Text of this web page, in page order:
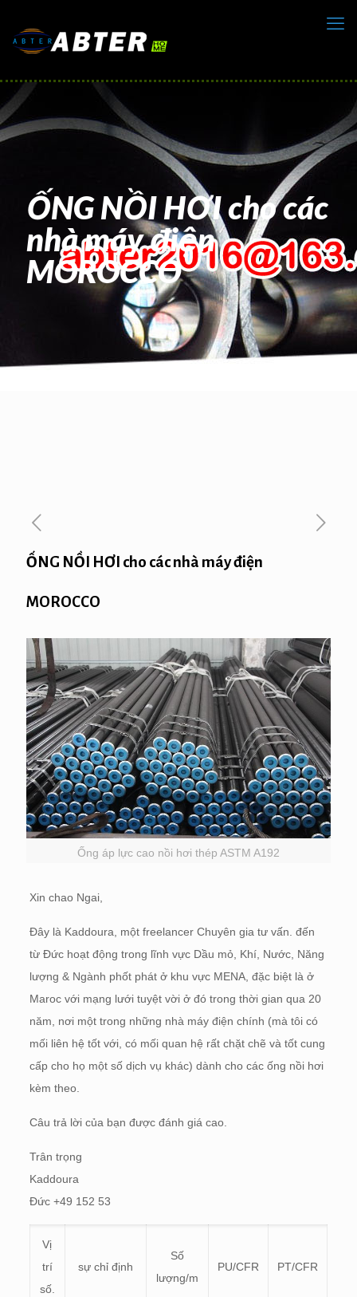
ỐNG NỒI HƠI cho các
nhà máy điện
MOROCCO
ỐNG NỒI HƠI cho các nhà máy điện
MOROCCO
Ống áp lực cao nồi hơi thép ASTM A192
Xin chao Ngai,
Đây là Kaddoura, một freelancer Chuyên gia tư vấn. đến
từ Đức hoạt động trong lĩnh vực Dầu mỏ, Khí, Nước, Năng
lượng & Ngành phốt phát ở khu vực MENA, đặc biệt là ở
Maroc với mạng lưới tuyệt vời ở đó trong thời gian qua 20
năm, nơi một trong những nhà máy điện chính (mà tôi có
mối liên hệ tốt với, có mối quan hệ rất chặt chẽ và tốt cung
cấp cho họ một số dịch vụ khác) dành cho các ống nồi hơi
kèm theo.
Câu trả lời của bạn được đánh giá cao.
Trân trọng
Kaddoura
Đức +49 152 53
Vị
trí
số.
sự chỉ định
Số
lượng/m
PU/CFR PT/CFR